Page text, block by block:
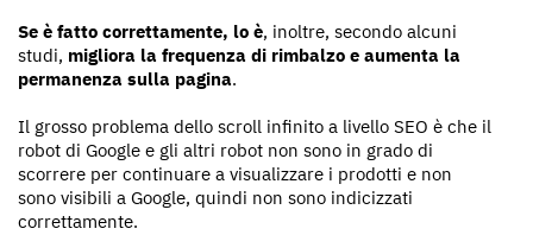
Se è fatto correttamente, lo è, inoltre, secondo alcuni
studi, migliora la frequenza di rimbalzo e aumenta la
permanenza sulla pagina.
Il grosso problema dello scroll infinito a livello SEO è che il
robot di Google e gli altri robot non sono in grado di
scorrere per continuare a visualizzare i prodotti e non
sono visibili a Google, quindi non sono indicizzati
correttamente.